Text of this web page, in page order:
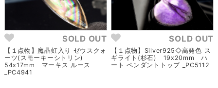
SOLD OUT
【１点物】魔晶虹入り ゼウスクォ
ーツ(スモーキーシトリン)
54x17mm マーキス ルース
_PC4941
SOLD OUT
【１点物】Silver925◇高発色 ス
ギライト(杉石) 19x20mm ハ
ート ペンダントトップ _PC5112